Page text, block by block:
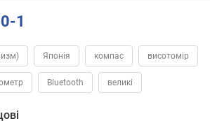
1
Японія компас висотомір
Bluetooth великі